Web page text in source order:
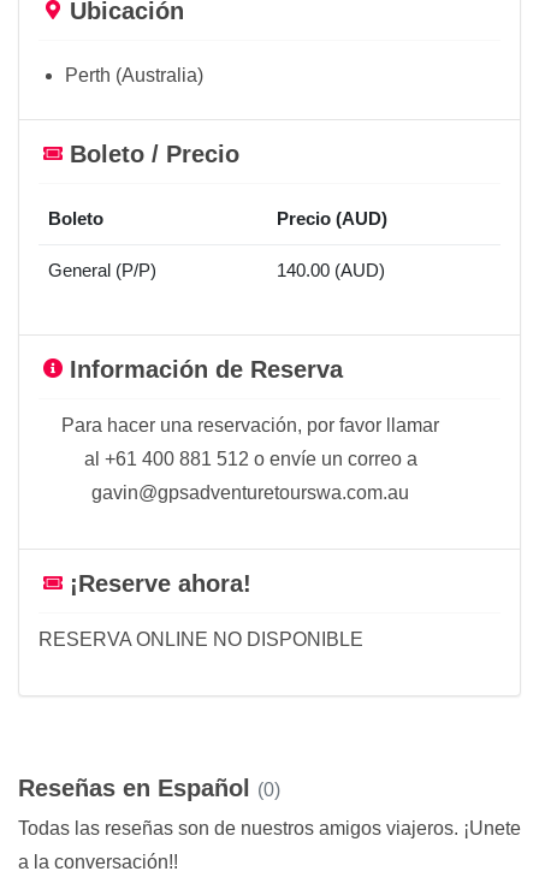
Ubicación
Perth (Australia)
Boleto / Precio
Boleto Precio (AUD)
General (P/P) 140.00 (AUD)
Información de Reserva
Para hacer una reservación, por favor llamar
al +61 400 881 512 o envíe un correo a
gavin@gpsadventuretourswa.com.au
¡Reserve ahora!
RESERVA ONLINE NO DISPONIBLE
Reseñas en Español
(0)
Todas las reseñas son de nuestros amigos viajeros. ¡Unete
a la conversación!!